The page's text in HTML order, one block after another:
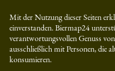
Mit der Nutzung dieser Seiten
einverstanden. Biermap24
verantwortungsvollen Genuss
ausschließlich mit Personen, die
konsumieren.